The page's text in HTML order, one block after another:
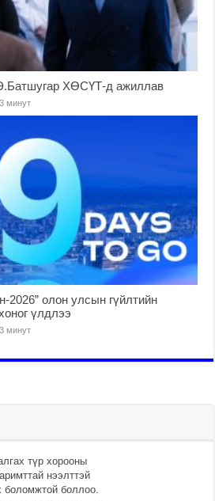
ХӨСҮТ-д ажиллав
минут
2026” олон улсын гүйлтийн
үлдлээ
минут
түр хорооны
нээлттэй
боломжтой боллоо.